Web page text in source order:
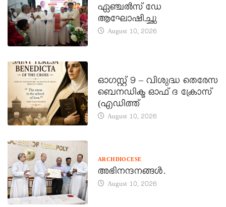
ഏഞ്ചൽസ് ഡേ
ആഘോഷിച്ചു
August 10, 2026
ഓഗസ്റ്റ് 9 – വിശുദ്ധ തെരേസ
ബെനഡിക്ട ഓഫ് ദ ക്രോസ്
(എഡിത്ത്
August 10, 2026
ARCHDIOCESE
അഭിനന്ദനങ്ങൾ.
August 10, 2026